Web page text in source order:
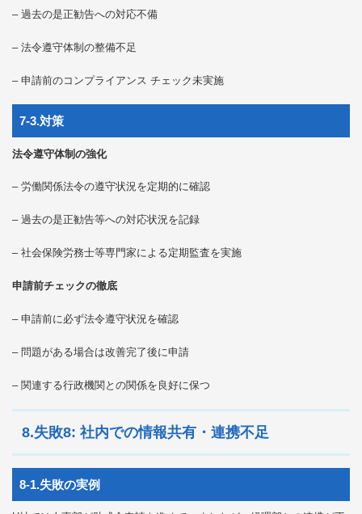
– 過去の是正勧告への対応不備
– 法令遵守体制の整備不足
– 申請前のコンプライアンス チェック未実施
7-3.対策
法令遵守体制の強化
– 労働関係法令の遵守状況を定期的に確認
– 過去の是正勧告等への対応状況を記録
– 社会保険労務士等専門家による定期監査を実施
申請前チェックの徹底
– 申請前に必ず法令遵守状況を確認
– 問題がある場合は改善完了後に申請
– 関連する行政機関との関係を良好に保つ
8.失敗8: 社内での情報共有・連携不足
8-1.失敗の実例